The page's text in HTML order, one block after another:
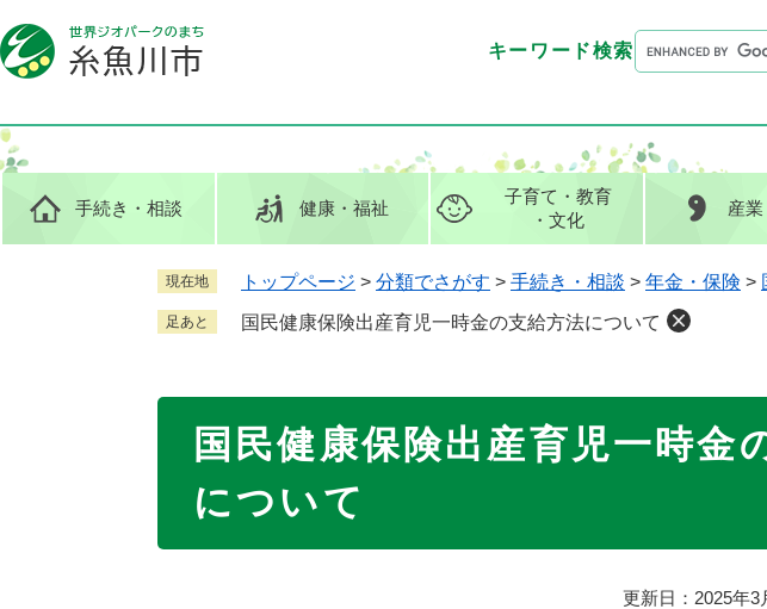
ー
ジ
先
頭
。
ニ
ュ
を
飛
て
手続き ・相談 健康・福祉
子育て ・教育
・文化
産業
キーワード検索
G
o
g
l
ス
タ
検
現在地 トップページ > 分類でさがす > 手続き・相談 > 年金・保険 >
足あと 国民健康保険出産育児一時金の支給方法について
国民健康保険出産育児一時金
について
更新日：2025年3